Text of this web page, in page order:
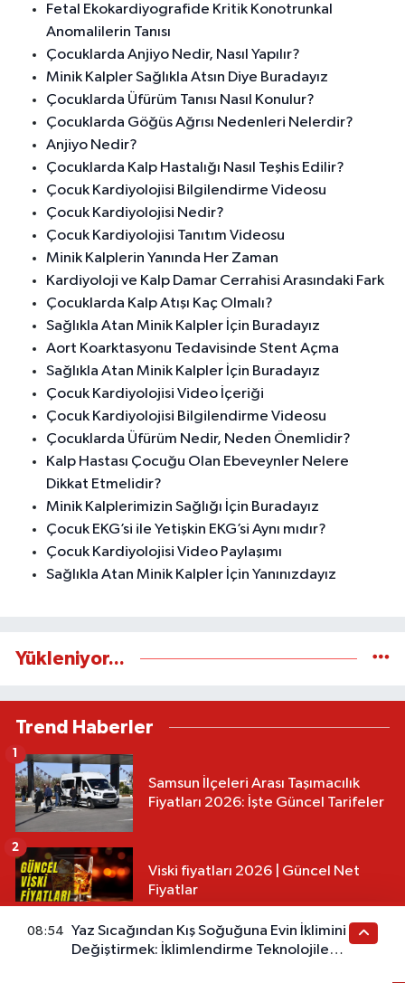
Fetal Ekokardiyografide Kritik Konotrunkal
Anomalilerin Tanısı
Çocuklarda Anjiyo Nedir, Nasıl Yapılır?
Minik Kalpler Sağlıkla Atsın Diye Buradayız
Çocuklarda Üfürüm Tanısı Nasıl Konulur?
Çocuklarda Göğüs Ağrısı Nedenleri Nelerdir?
Anjiyo Nedir?
Çocuklarda Kalp Hastalığı Nasıl Teşhis Edilir?
Çocuk Kardiyolojisi Bilgilendirme Videosu
Çocuk Kardiyolojisi Nedir?
Çocuk Kardiyolojisi Tanıtım Videosu
Minik Kalplerin Yanında Her Zaman
Kardiyoloji ve Kalp Damar Cerrahisi Arasındaki Fark
Çocuklarda Kalp Atışı Kaç Olmalı?
Sağlıkla Atan Minik Kalpler İçin Buradayız
Aort Koarktasyonu Tedavisinde Stent Açma
Sağlıkla Atan Minik Kalpler İçin Buradayız
Çocuk Kardiyolojisi Video İçeriği
Çocuk Kardiyolojisi Bilgilendirme Videosu
Çocuklarda Üfürüm Nedir, Neden Önemlidir?
Kalp Hastası Çocuğu Olan Ebeveynler Nelere
Dikkat Etmelidir?
Minik Kalplerimizin Sağlığı İçin Buradayız
Çocuk EKG’si ile Yetişkin EKG’si Aynı mıdır?
Çocuk Kardiyolojisi Video Paylaşımı
Sağlıkla Atan Minik Kalpler İçin Yanınızdayız
Yükleniyor...
Trend Haberler
Samsun İlçeleri Arası Taşımacılık
Fiyatları 2026: İşte Güncel Tarifeler
1
Viski fiyatları 2026 | Güncel Net
Fiyatlar
2
Votka Fiyatları 2026: Türkiye'de
08:54
Yaz Sıcağından Kış Soğuğuna Evin İklimini
Değiştirmek: İklimlendirme Teknolojileri